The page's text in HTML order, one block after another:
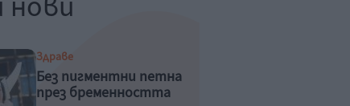
Здраве
Без пигментни петна
през бременността